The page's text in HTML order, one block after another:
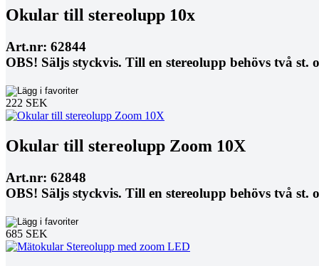
Okular till stereolupp 10x
Art.nr: 62844
OBS! Säljs styckvis. Till en stereolupp behövs två st.
222 SEK
Okular till stereolupp Zoom 10X
Art.nr: 62848
OBS! Säljs styckvis. Till en stereolupp behövs två st.
685 SEK